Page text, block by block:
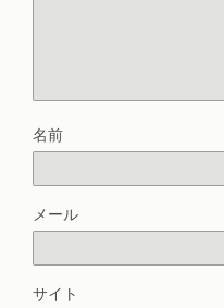
名前
メール
サイト